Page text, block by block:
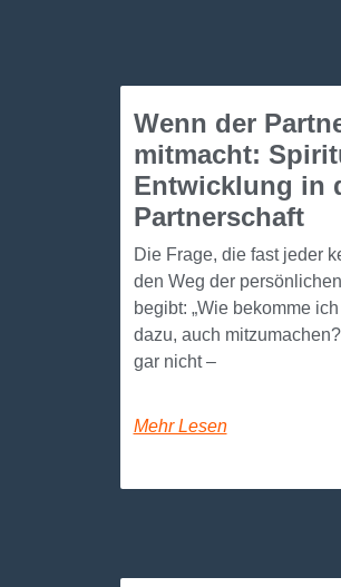
Wenn der
mitmacht:
Entwicklung in
Partnerschaft
Die Frage, die fast jeder
den Weg der
begibt: „Wie bekomme
dazu, auch
gar nicht –
Mehr Lesen